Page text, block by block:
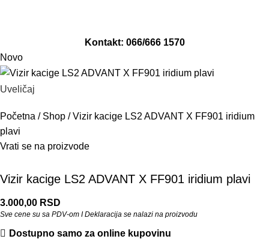
Kontakt: 066/666 1570
Novo
Uveličaj
Početna / Shop /Vizir kacige LS2 ADVANT X FF901 iridium
plavi
Vrati se na proizvode
Vizir kacige LS2 ADVANT X FF901 iridium plavi
3.000,00 RSD
Sve cene su sa PDV-om I Deklaracija se nalazi na proizvodu
Dostupno samo za online kupovinu